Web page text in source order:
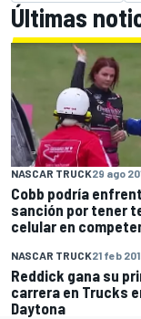
Últimas
NASCAR TRUCK29 ago
Cobb podría
sanción por tener
celular en
NASCAR TRUCK21 feb
Reddick gana su
carrera en Trucks
Daytona